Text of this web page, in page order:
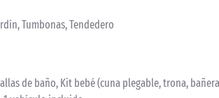
Tumbonas, Tendedero
de baño, Kit bebé (cuna plegable, trona,